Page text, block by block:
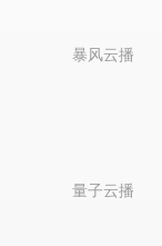
暴风云播
量子云播